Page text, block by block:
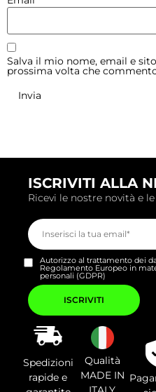
Salva il mio nome, email e
prossima volta che
ISCRIVITI ALLA
Ricevi le nostre novità e
Autorizzo al trattamento dei
Regolamento Europeo in
personali (GDPR)
Si
prega
di
lasciare
vuoto
questo
campo.
Spedizioni
rapide e
Qualità
MADE IN